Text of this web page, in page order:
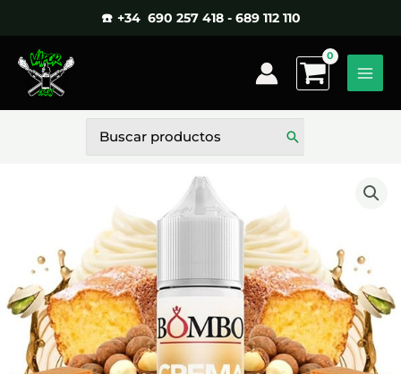
contenido
☎️ +34 690 257 418 - 689 112 110
por: